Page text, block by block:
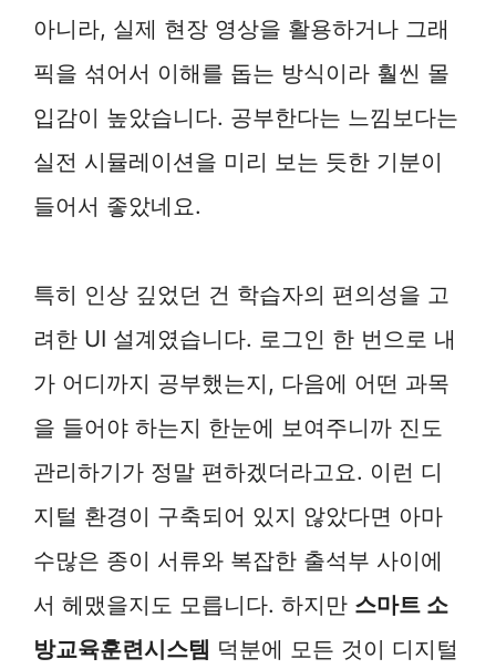
아니라, 실제 현장 영상을 활용하거나 그래
픽을 섞어서 이해를 돕는 방식이라 훨씬 몰
입감이 높았습니다. 공부한다는 느낌보다는
실전 시뮬레이션을 미리 보는 듯한 기분이
들어서 좋았네요.
특히 인상 깊었던 건 학습자의 편의성을 고
려한 UI 설계였습니다. 로그인 한 번으로 내
가 어디까지 공부했는지, 다음에 어떤 과목
을 들어야 하는지 한눈에 보여주니까 진도
관리하기가 정말 편하겠더라고요. 이런 디
지털 환경이 구축되어 있지 않았다면 아마
수많은 종이 서류와 복잡한 출석부 사이에
서 헤맸을지도 모릅니다. 하지만 스마트 소
방교육훈련시스템 덕분에 모든 것이 디지털